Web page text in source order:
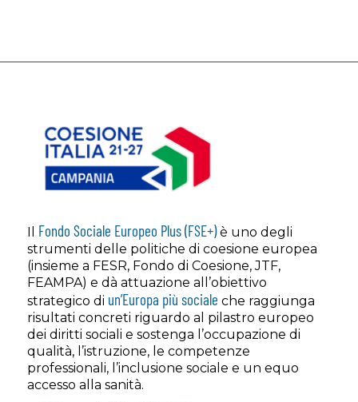
Il Fondo Sociale Europeo Plus (FSE+)è uno degli
strumenti delle politiche di coesione europea
(insieme a FESR, Fondo di Coesione, JTF,
FEAMPA) e dà attuazione all’obiettivo
strategico di un’Europa più sociale che raggiunga
risultati concreti riguardo al pilastro europeo
dei diritti sociali e sostenga l’occupazione di
qualità, l’istruzione, le competenze
professionali, l’inclusione sociale e un equo
accesso alla sanità.